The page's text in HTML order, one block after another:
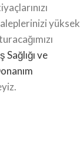
yüksek
Sağlığı ve